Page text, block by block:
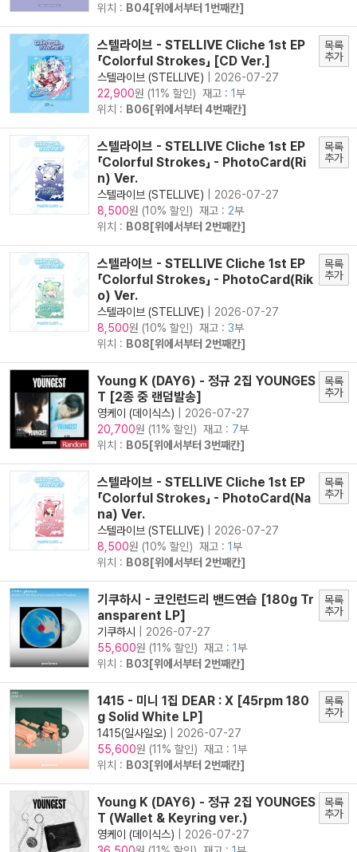
위치 : B04[위에서부터 1번째칸]
스텔라이브 - STELLIVE Cliche 1st EP
「Colorful Strokes」 [CD Ver.]
스텔라이브 (STELLIVE) 2026-07-27
22,900원 (11% 할인) 재고 : 1부
위치 : B06[위에서부터 4번째칸]
목록
추가
스텔라이브 - STELLIVE Cliche 1st EP
「Colorful Strokes」 - PhotoCard(Ri
n) Ver.
스텔라이브 (STELLIVE) 2026-07-27
8,500원 (10% 할인) 재고 : 2부
위치 : B08[위에서부터 2번째칸]
목록
추가
스텔라이브 - STELLIVE Cliche 1st EP
「Colorful Strokes」 - PhotoCard(Rik
o) Ver.
스텔라이브 (STELLIVE) 2026-07-27
8,500원 (10% 할인) 재고 : 3부
위치 : B08[위에서부터 2번째칸]
목록
추가
Young K (DAY6) - 정규 2집 YOUNGES
T [2종 중 랜덤발송]
영케이 (데이식스) 2026-07-27
20,700원 (11% 할인) 재고 : 7부
위치 : B05[위에서부터 3번째칸]
목록
추가
스텔라이브 - STELLIVE Cliche 1st EP
「Colorful Strokes」 - PhotoCard(Na
na) Ver.
스텔라이브 (STELLIVE) 2026-07-27
8,500원 (10% 할인) 재고 : 1부
위치 : B08[위에서부터 2번째칸]
목록
추가
기쿠하시 - 코인런드리 밴드연습 [180g Tr
ansparent LP]
기쿠하시 2026-07-27
55,600원 (11% 할인) 재고 : 1부
위치 : B03[위에서부터 2번째칸]
목록
추가
1415 - 미니 1집 DEAR : X [45rpm 180
g Solid White LP]
1415(일사일오) 2026-07-27
55,600원 (11% 할인) 재고 : 1부
위치 : B03[위에서부터 2번째칸]
목록
추가
Young K (DAY6) - 정규 2집 YOUNGES
T (Wallet & Keyring ver.)
영케이 (데이식스) 2026-07-27
목록
추가